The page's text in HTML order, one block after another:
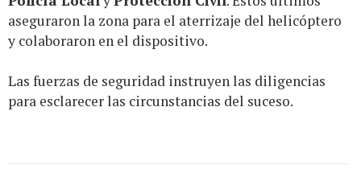
aseguraron la zona para el aterrizaje del helicóptero
y colaboraron en el dispositivo.
Las fuerzas de seguridad instruyen las diligencias
para esclarecer las circunstancias del suceso.